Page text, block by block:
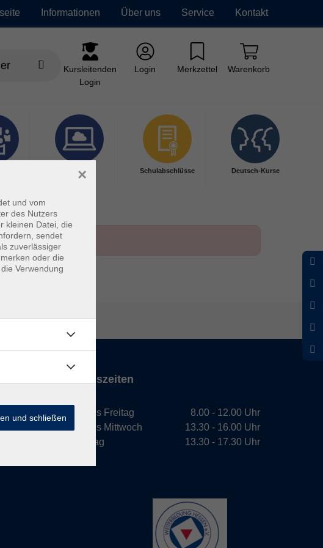
Informationen Über uns Service Kontakt
Kursleitenden
Login
Login Merkzettel Warenkorb
Digitales
Lernen
Schulabschlüsse Deutsch-Kurse
Öffnungszeiten
Montag bis Freitag
Montag bis Mittwoch
Donnerstag
8.00 - 12.00 Uhr
13.30 - 16.00 Uhr
13.30 - 17.30 Uhr
und vom
des Nutzers
kleinen Datei, die
sendet
zuverlässiger
oder die
Verwendung
×
und schließen